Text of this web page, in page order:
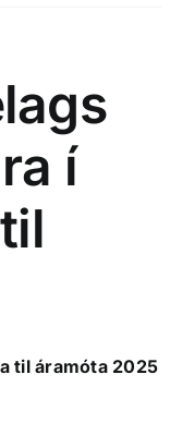
í
til áramóta 2025